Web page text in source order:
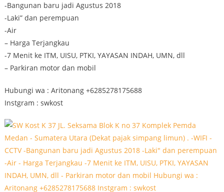
-Bangunan baru jadi Agustus 2018
-Laki” dan perempuan
-Air
– Harga Terjangkau
-7 Menit ke ITM, UISU, PTKI, YAYASAN INDAH, UMN, dll
– Parkiran motor dan mobil
Hubungi wa : Aritonang +6285278175688
Instgram : swkost